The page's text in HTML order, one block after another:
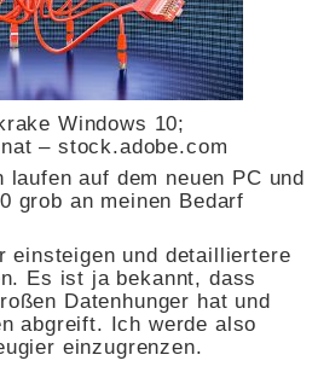
Windows 10;
– stock.adobe.com
laufen auf dem neuen PC und
grob an meinen Bedarf
einsteigen und detailliertere
Es ist ja bekannt, dass
Datenhunger hat und
abgreift. Ich werde also
einzugrenzen.